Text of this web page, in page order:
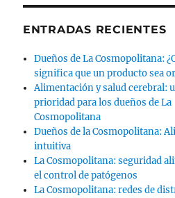
ENTRADAS RECIENTES
Dueños de La Cosmopolitana:
significa que un producto sea
Alimentación y salud cerebral:
prioridad para los dueños de La
Cosmopolitana
Dueños de la Cosmopolitana:
intuitiva
La Cosmopolitana: seguridad
el control de patógenos
La Cosmopolitana: redes de